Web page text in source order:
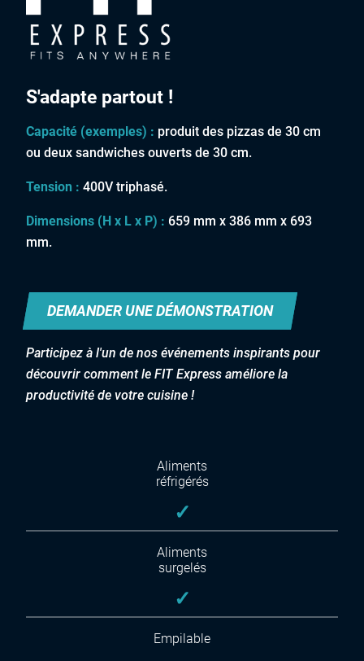
S'adapte partout !
Capacité (exemples) : produit des pizzas de 30 cm
ou deux sandwiches ouverts de 30 cm.
Tension : 400V triphasé.
Dimensions (H x L x P) : 659 mm x 386 mm x 693
mm.
DEMANDER UNE DÉMONSTRATION
Participez à l'un de nos événements inspirants pour
découvrir comment le FIT Express améliore la
productivité de votre cuisine !
Aliments
réfrigérés
✓
Aliments
surgelés
✓
Empilable